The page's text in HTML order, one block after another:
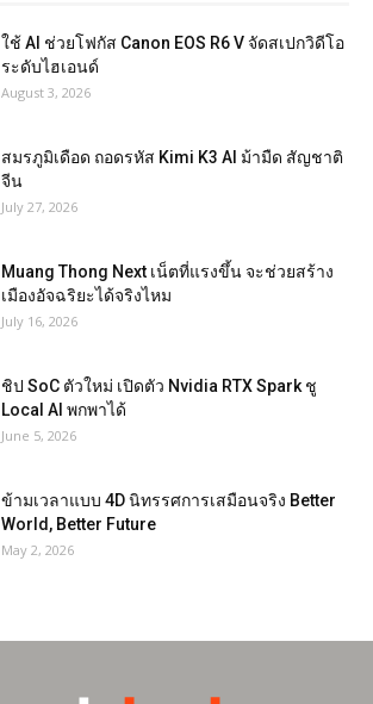
ใช้ AI ช่วยโฟกัส Canon EOS R6 V จัดสเปกวิดีโอ
ระดับไฮเอนด์
August 3, 2026
สมรภูมิเดือด ถอดรหัส Kimi K3 AI ม้ามืด สัญชาติ
จีน
July 27, 2026
Muang Thong Next เน็ตที่แรงขึ้น จะช่วยสร้าง
เมืองอัจฉริยะได้จริงไหม
July 16, 2026
ชิป SoC ตัวใหม่ เปิดตัว Nvidia RTX Spark ชู
Local AI พกพาได้
June 5, 2026
ข้ามเวลาแบบ 4D นิทรรศการเสมือนจริง Better
World, Better Future
May 2, 2026